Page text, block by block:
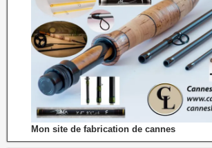
Mon site de fabrication de cannes